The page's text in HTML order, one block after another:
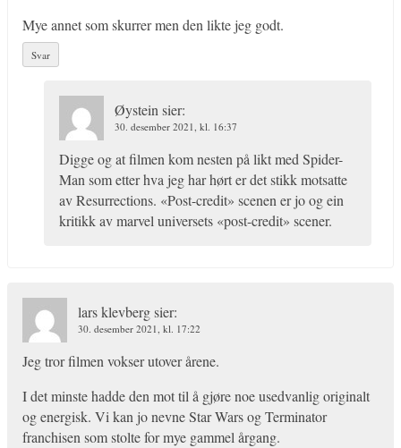
Mye annet som skurrer men den likte jeg godt.
Svar
Øysteinsier:
30. desember 2021, kl. 16:37
Digge og at filmen kom nesten på likt med Spider-
Man som etter hva jeg har hørt er det stikk motsatte
av Resurrections. «Post-credit» scenen er jo og ein
kritikk av marvel universets «post-credit» scener.
lars klevbergsier:
30. desember 2021, kl. 17:22
Jeg tror filmen vokser utover årene.
I det minste hadde den mot til å gjøre noe usedvanlig originalt
og energisk. Vi kan jo nevne Star Wars og Terminator
franchisen som stolte for mye gammel årgang.